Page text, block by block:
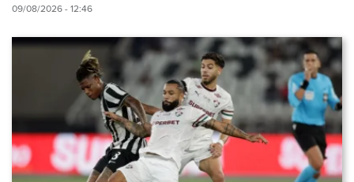
09/08/2026 - 12:46